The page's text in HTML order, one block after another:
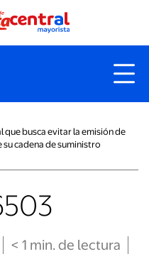
que busca evitar la emisión de
cadena de suministro
< 1 min. de lectura